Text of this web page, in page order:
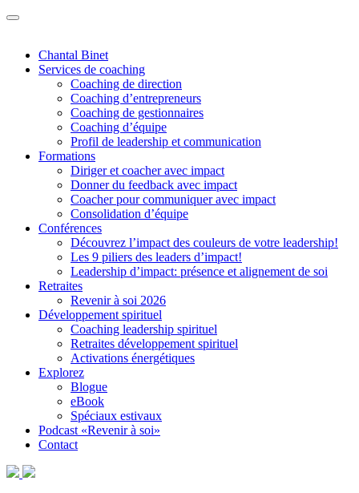
Chantal Binet
Services de coaching
Coaching de direction
Coaching d’entrepreneurs
Coaching de gestionnaires
Coaching d’équipe
Profil de leadership et communication
Formations
Diriger et coacher avec impact
Donner du feedback avec impact
Coacher pour communiquer avec impact
Consolidation d’équipe
Conférences
Découvrez l’impact des couleurs de votre leadership!
Les 9 piliers des leaders d’impact!
Leadership d’impact: présence et alignement de soi
Retraites
Revenir à soi 2026
Développement spirituel
Coaching leadership spirituel
Retraites développement spirituel
Activations énergétiques
Explorez
Blogue
eBook
Spéciaux estivaux
Podcast «Revenir à soi»
Contact